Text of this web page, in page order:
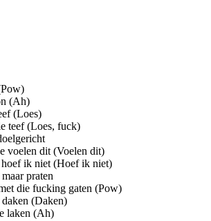
(Ah)
(Loes)
teef (Loes, fuck)
voelen dit (Voelen dit)
ik niet (Hoef ik niet)
praten
die fucking gaten (Pow)
(Daken)
laken (Ah)